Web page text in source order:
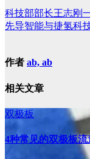
科技部部长王志刚
先导智能与捷氢科
作者 ab, ab
相关文章
双极板
4种常见的双极板